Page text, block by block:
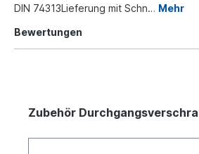
DIN 74313Lieferung mit Schn… Mehr
Bewertungen
Zubehör